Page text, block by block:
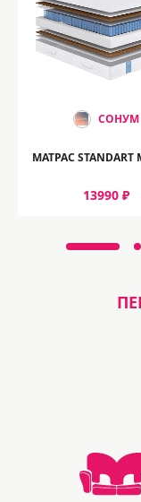
СОНУМ
МАТРАС STANDART
13990 ₽